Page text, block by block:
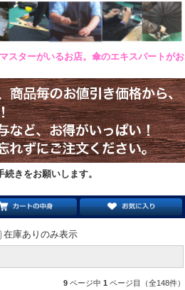
スターがいるお店。傘のエキスパートがお
きをお願いします。
在庫ありのみ表示
9 ページ中 1 ページ目（全148件）